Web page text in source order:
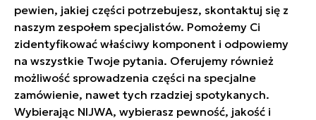
pewien, jakiej części potrzebujesz, skontaktuj się z
naszym zespołem specjalistów. Pomożemy Ci
zidentyfikować właściwy komponent i odpowiemy
na wszystkie Twoje pytania. Oferujemy również
możliwość sprowadzenia części na specjalne
zamówienie, nawet tych rzadziej spotykanych.
Wybierając NIJWA, wybierasz pewność, jakość i